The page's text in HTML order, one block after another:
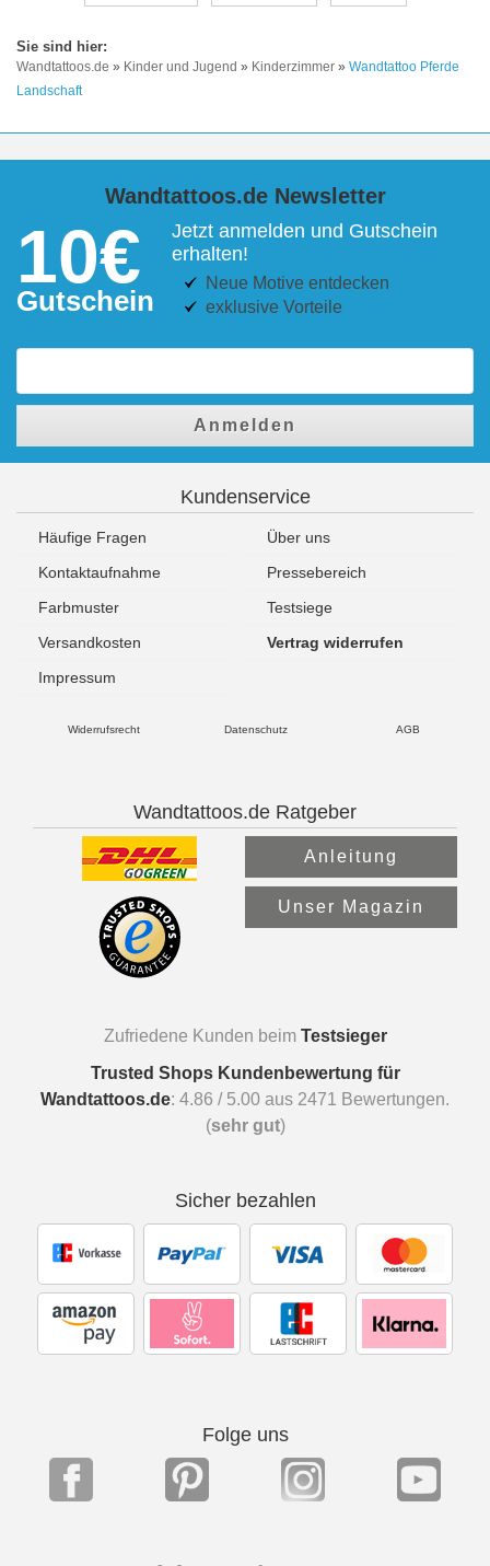
Wandtattoos.de » Kinder und Jugend » Kinderzimmer » Wandtattoo Pferde
Landschaft
Wandtattoos.de Newsletter
10€
Gutschein
Jetzt anmelden und Gutschein
erhalten!
Neue Motive entdecken
exklusive Vorteile
Anmelden
Kundenservice
Häufige Fragen
Über uns
Kontaktaufnahme
Pressebereich
Farbmuster
Testsiege
Versandkosten
Vertrag widerrufen
Impressum
Widerrufsrecht Datenschutz AGB
Wandtattoos.de Ratgeber
Anleitung
Unser Magazin
Zufriedene Kunden beim Testsieger
Trusted Shops Kundenbewertung für
Wandtattoos.de: 4.86 / 5.00 aus 2471
Bewertungen.
(sehr gut)
Sicher bezahlen
Folge uns